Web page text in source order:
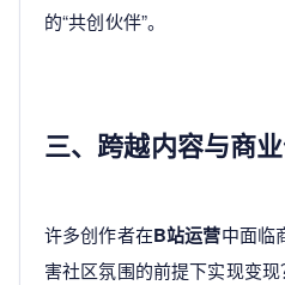
的“共创伙伴”。
三、跨越内容与商
许多创作者在B站运营中面临
害社区氛围的前提下实现变